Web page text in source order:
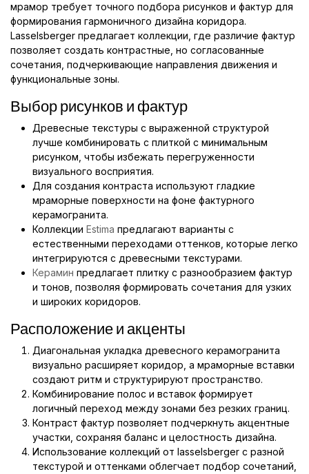
мрамор требует точного подбора рисунков и фактур для
формирования гармоничного дизайна коридора.
Lasselsberger предлагает коллекции, где различие фактур
позволяет создать контрастные, но согласованные
сочетания, подчеркивающие направления движения и
функциональные зоны.
Выбор рисунков и фактур
Древесные текстуры с выраженной структурой
лучше комбинировать с плиткой с минимальным
рисунком, чтобы избежать перегруженности
визуального восприятия.
Для создания контраста используют гладкие
мраморные поверхности на фоне фактурного
керамогранита.
Коллекции Estima предлагают варианты с
естественными переходами оттенков, которые легко
интегрируются с древесными текстурами.
Керамин предлагает плитку с разнообразием фактур
и тонов, позволяя формировать сочетания для узких
и широких коридоров.
Расположение и акценты
Диагональная укладка древесного керамогранита
визуально расширяет коридор, а мраморные вставки
создают ритм и структурируют пространство.
Комбинирование полос и вставок формирует
логичный переход между зонами без резких границ.
Контраст фактур позволяет подчеркнуть акцентные
участки, сохраняя баланс и целостность дизайна.
Использование коллекций от lasselsberger с разной
текстурой и оттенками облегчает подбор сочетаний,